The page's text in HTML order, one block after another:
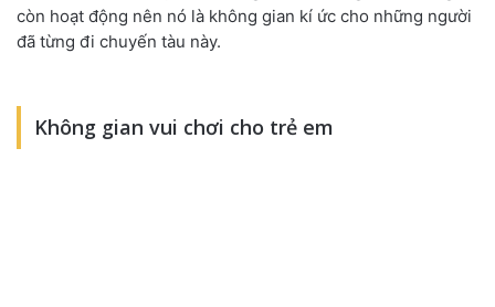
còn hoạt động nên nó là không gian kí ức cho những người
đã từng đi chuyến tàu này.
Không gian vui chơi cho trẻ em